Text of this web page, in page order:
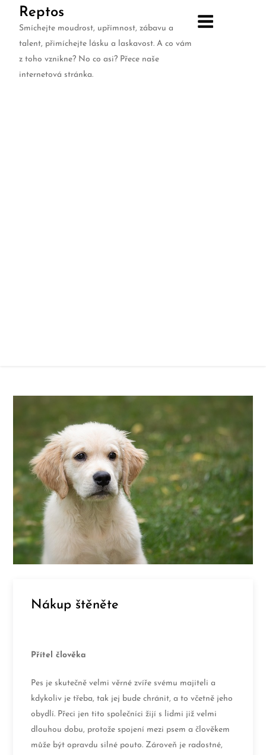
Reptos
Smíchejte moudrost, upřímnost, zábavu a
talent, přimíchejte lásku a laskavost. A co vám
z toho vznikne? No co asi? Přece naše
internetová stránka.
Nákup štěněte
Přítel člověka
Pes je skutečně velmi věrné zvíře svému majiteli a
kdykoliv je třeba, tak jej bude chránit, a to včetně jeho
obydlí. Přeci jen tito společníci žijí s lidmi již velmi
dlouhou dobu, protože spojení mezi psem a člověkem
může být opravdu silné pouto. Zároveň je radostné,